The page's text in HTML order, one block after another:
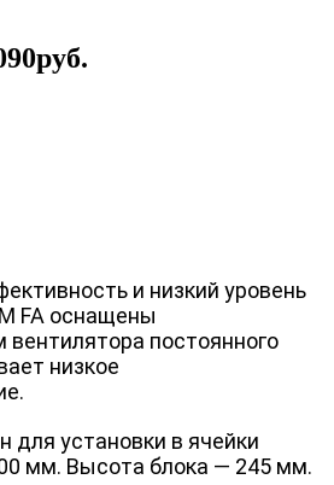
и низкий уровень
FA оснащены
вентилятора постоянного
низкое
для установки в ячейки
мм. Высота блока — 245 мм.